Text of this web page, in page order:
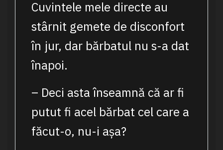
Cuvintele mele directe au
stârnit gemete de disconfort
în jur, dar bărbatul nu s-a dat
înapoi.
– Deci asta înseamnă că ar fi
putut fi acel bărbat cel care a
făcut-o, nu-i așa?